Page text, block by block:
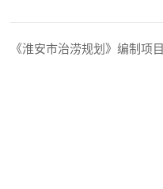
《淮安市治涝规划》编制项目